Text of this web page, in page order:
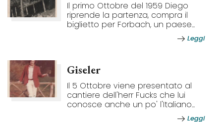
Il primo Ottobre del 1959 Diego
riprende la partenza, compra il
biglietto per Forbach, un paese...
Leggi
Giseler
Il 5 Ottobre viene presentato al
cantiere dell'herr Fucks che lui
conosce anche un po' l'Italiano...
Leggi